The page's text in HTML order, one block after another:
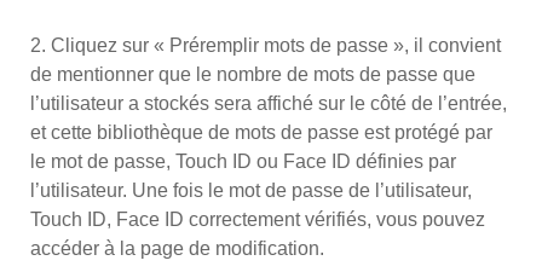
2. Cliquez sur « Préremplir mots de passe », il convient
de mentionner que le nombre de mots de passe que
l’utilisateur a stockés sera affiché sur le côté de l’entrée,
et cette bibliothèque de mots de passe est protégé par
le mot de passe, Touch ID ou Face ID définies par
l’utilisateur. Une fois le mot de passe de l’utilisateur,
Touch ID, Face ID correctement vérifiés, vous pouvez
accéder à la page de modification.